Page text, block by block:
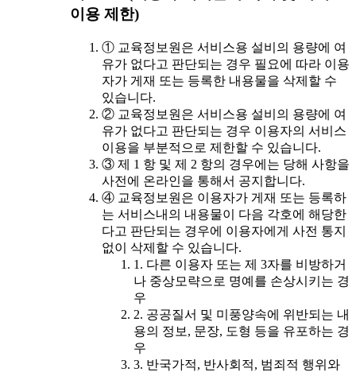
이용 제한)
① 교육정보원은 서비스용 설비의 용량에 여
유가 없다고 판단되는 경우 필요에 따라 이용
자가 게재 또는 등록한 내용물을 삭제할 수
있습니다.
② 교육정보원은 서비스용 설비의 용량에 여
유가 없다고 판단되는 경우 이용자의 서비스
이용을 부분적으로 제한할 수 있습니다.
③ 제 1 항 및 제 2 항의 경우에는 당해 사항을
사전에 온라인을 통해서 공지합니다.
④ 교육정보원은 이용자가 게재 또는 등록하
는 서비스내의 내용물이 다음 각호에 해당한
다고 판단되는 경우에 이용자에게 사전 통지
없이 삭제할 수 있습니다.
1. 다른 이용자 또는 제 3자를 비방하거
나 중상모략으로 명예를 손상시키는 경
우
2. 공공질서 및 미풍양속에 위반되는 내
용의 정보, 문장, 도형 등을 유포하는 경
우
3. 반국가적, 반사회적, 범죄적 행위와